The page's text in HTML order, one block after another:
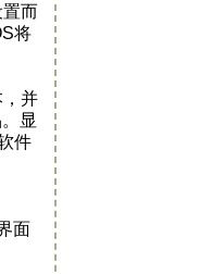
而
将
并
显
件
面